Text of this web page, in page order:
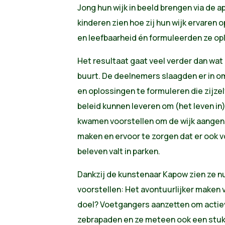
Jong hun wijk in beeld brengen via de
kinderen zien hoe zij hun wijk ervaren
en leefbaarheid én formuleerden ze
Het resultaat gaat veel verder dan
buurt. De deelnemers slaagden er in
en oplossingen te formuleren die
beleid kunnen leveren om (het leven
kwamen voorstellen om de wijk
maken en ervoor te zorgen dat er ook
beleven valt in parken.
Dankzij de kunstenaar Kapow zien ze
voorstellen: Het avontuurlijker maken
doel? Voetgangers aanzetten om
zebrapaden en ze meteen ook een